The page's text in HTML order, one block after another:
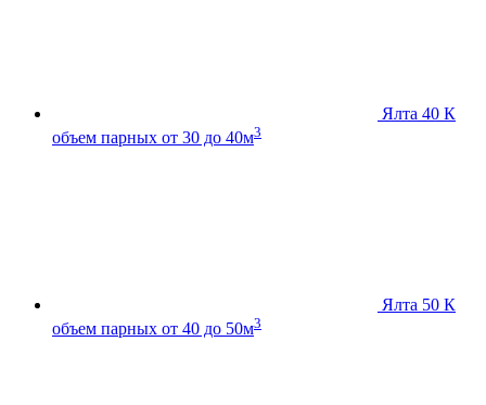
Ялта 40 К
объем парных от 30 до 40м3
Ялта 50 К
объем парных от 40 до 50м3